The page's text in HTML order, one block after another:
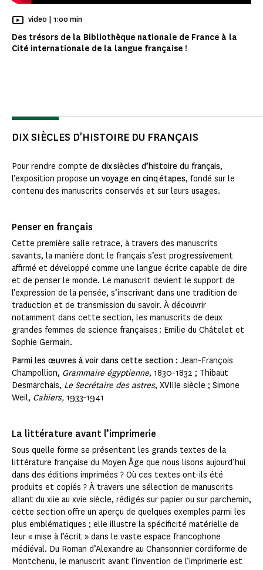
Des trésors de la Bibliothèque nationale de France à la
Cité internationale de la langue française !
video | Temps de Lecture
1:00 min
DIX SIÈCLES D'HISTOIRE DU FRANÇAIS
Pour rendre compte de dix siècles d’histoire du français,
l’exposition propose un voyage en cinq étapes, fondé sur le
contenu des manuscrits conservés et sur leurs usages.
Penser en français
Cette première salle retrace, à travers des manuscrits
savants, la manière dont le français s’est progressivement
affirmé et développé comme une langue écrite capable de dire
et de penser le monde. Le manuscrit devient le support de
l’expression de la pensée, s’inscrivant dans une tradition de
traduction et de transmission du savoir. À découvrir
notamment dans cette section, les manuscrits de deux
grandes femmes de science françaises : Emilie du Châtelet et
Sophie Germain.
Parmi les œuvres à voir dans cette section : Jean-François
Champollion, Grammaire égyptienne, 1830-1832 ; Thibaut
Desmarchais, Le Secrétaire des astres, XVIIIe siècle ; Simone
Weil, Cahiers, 1933-1941
La littérature avant l’imprimerie
Sous quelle forme se présentent les grands textes de la
littérature française du Moyen Âge que nous lisons aujourd’hui
dans des éditions imprimées ? Où ces textes ont-ils été
produits et copiés ? À travers une sélection de manuscrits
allant du xiie au xvie siècle, rédigés sur papier ou sur parchemin,
cette section offre un aperçu de quelques exemples parmi les
plus emblématiques ; elle illustre la spécificité matérielle de
leur « mise à l’écrit » dans le vaste espace francophone
médiéval. Du Roman d’Alexandre au Chansonnier cordiforme de
Montchenu, le manuscrit avant l’invention de l’imprimerie est